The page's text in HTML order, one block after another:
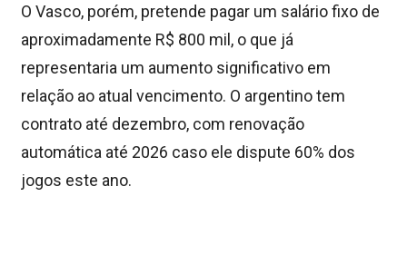
O Vasco, porém, pretende pagar um salário fixo de
aproximadamente R$ 800 mil, o que já
representaria um aumento significativo em
relação ao atual vencimento. O argentino tem
contrato até dezembro, com renovação
automática até 2026 caso ele dispute 60% dos
jogos este ano.